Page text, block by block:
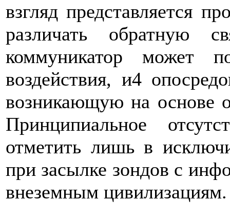
взгляд представляется
различать обратную
коммуникатор может
воздействия, и4
возникающую на основе
Принципиальное
отметить лишь в
при засылке зондов с
внеземным цивилизациям.